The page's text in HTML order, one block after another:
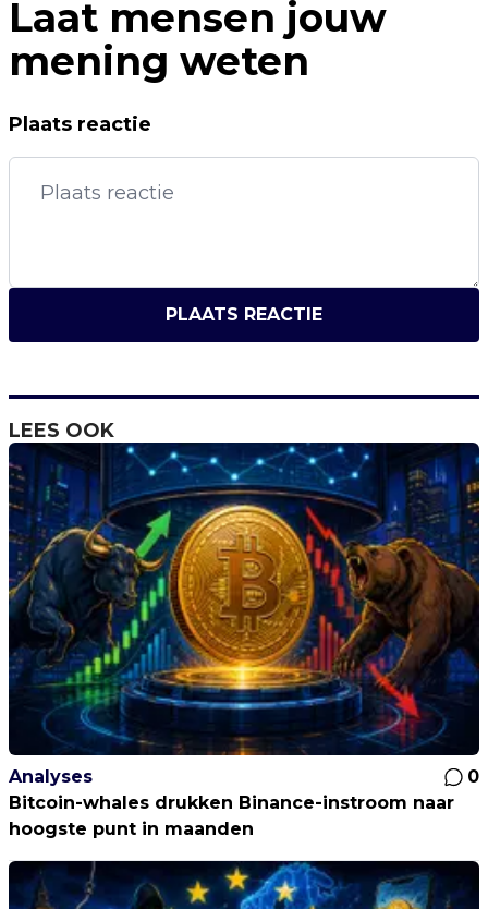
Laat mensen jouw
mening weten
Plaats reactie
PLAATS REACTIE
LEES OOK
Analyses
0
Bitcoin-whales drukken Binance-instroom naar
hoogste punt in maanden